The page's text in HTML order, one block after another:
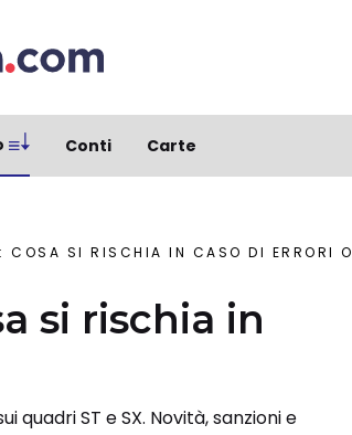
Conti Carte
SI RISCHIA IN CASO DI ERRORI O RITARDI
si rischia in
ST e SX. Novità, sanzioni e